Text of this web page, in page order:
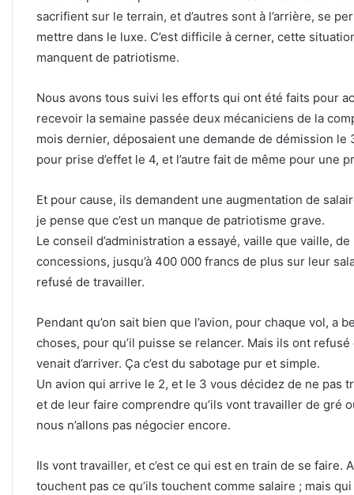
sacrifient sur le terrain, et d’autres sont à l’arrière, se
mettre dans le luxe. C’est difficile à cerner, cette
manquent de patriotisme.
Nous avons tous suivi les efforts qui ont été faits pour
recevoir la semaine passée deux mécaniciens de la
mois dernier, déposaient une demande de démission le
pour prise d’effet le 4, et l’autre fait de même pour une
Et pour cause, ils demandent une augmentation de
je pense que c’est un manque de patriotisme grave.
Le conseil d’administration a essayé, vaille que vaille,
concessions, jusqu’à 400 000 francs de plus sur leur
refusé de travailler.
Pendant qu’on sait bien que l’avion, pour chaque vol, a
choses, pour qu’il puisse se relancer. Mais ils ont
venait d’arriver. Ça c’est du sabotage pur et simple.
Un avion qui arrive le 2, et le 3 vous décidez de ne pas
et de leur faire comprendre qu’ils vont travailler de gré
nous n’allons pas négocier encore.
Ils vont travailler, et c’est ce qui est en train de se faire.
touchent pas ce qu’ils touchent comme salaire ; mais